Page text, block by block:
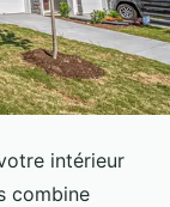
intérieur
combine